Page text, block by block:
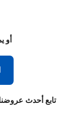
أو
تابع أحدث